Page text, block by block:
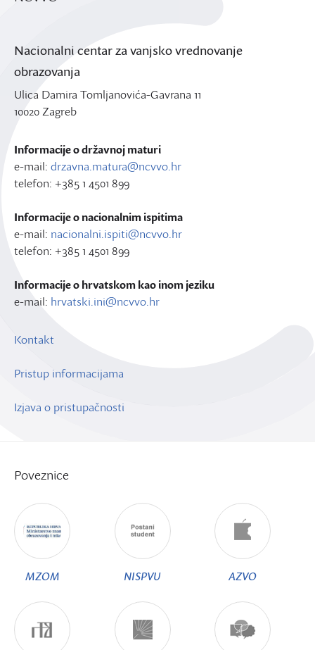
Nacionalni centar za vanjsko vrednovanje
obrazovanja
Ulica Damira Tomljanovića-Gavrana 11
10020 Zagreb
Informacije o državnoj maturi
e-mail: drzavna.matura@ncvvo.hr
telefon: +385 1 4501 899
Informacije o nacionalnim ispitima
e-mail: nacionalni.ispiti@ncvvo.hr
telefon: +385 1 4501 899
Informacije o hrvatskom kao inom jeziku
e-mail: hrvatski.ini@ncvvo.hr
Kontakt
Pristup informacijama
Izjava o pristupačnosti
Poveznice
MZOM NISPVU AZVO